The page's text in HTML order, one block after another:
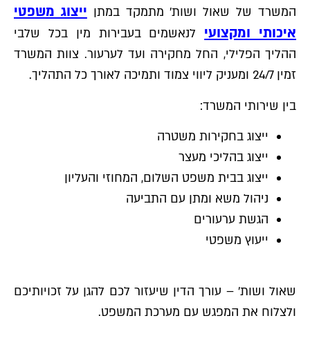
המשרד של שאול ושות׳ מתמקד במתן ייצוג משפטי
איכותי ומקצועי לנאשמים בעבירות מין בכל שלבי
ההליך הפלילי, החל מחקירה ועד לערעור. צוות המשרד
זמין 24/7 ומעניק ליווי צמוד ותמיכה לאורך כל התהליך.
בין שירותי המשרד:
ייצוג בחקירות משטרה
ייצוג בהליכי מעצר
ייצוג בבית משפט השלום, המחוזי והעליון
ניהול משא ומתן עם התביעה
הגשת ערעורים
ייעוץ משפטי
שאול ושות׳ – עורך הדין שיעזור לכם להגן על זכויותיכם
ולצלוח את המפגש עם מערכת המשפט.